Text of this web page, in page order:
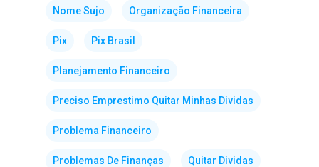
Nome Sujo Organização Financeira
Pix Pix Brasil
Planejamento Financeiro
Preciso Emprestimo Quitar Minhas Dividas
Problema Financeiro
Problemas De Finanças Quitar Dividas